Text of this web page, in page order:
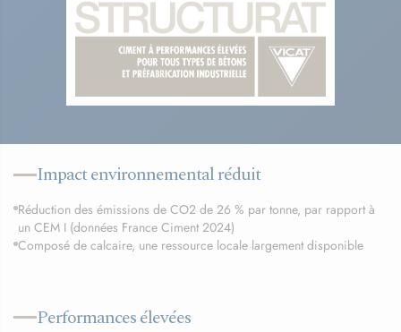
Impact environnemental réduit
Réduction des émissions de CO2 de 26 % par tonne, par rapport à
un CEM I (données France Ciment 2024)
Composé de calcaire, une ressource locale largement disponible
Performances élevées